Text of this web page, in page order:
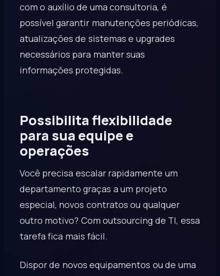
com o auxílio de uma consultoria, é
possível garantir manutenções periódicas,
atualizações de sistemas e upgrades
necessários para manter suas
informações protegidas.
Possibilita flexibilidade
para sua equipe e
operações
Você precisa escalar rapidamente um
departamento graças a um projeto
especial, novos contratos ou qualquer
outro motivo? Com outsourcing de TI, essa
tarefa fica mais fácil.
Dispor de novos equipamentos ou de uma